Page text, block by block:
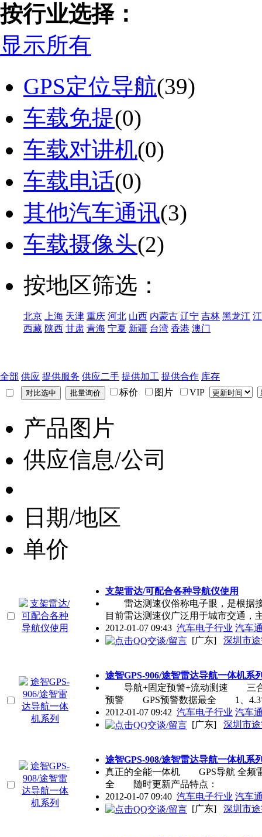
按行业选择：
显示所有
GPS定位导航(39)
车载免提(0)
车载对讲机(0)
车载电话(0)
其他汽车通讯(3)
车载摄像头(2)
按地区筛选：
北京 上海 天津 重庆 河北 山西 内蒙古 辽宁 吉林 黑龙江
西藏 陕西 甘肃 青海 宁夏 新疆 台湾 香港 澳门
全部 供应 提供服务 供应二手 提供加工 提供合作 库存
标价
图片 VIP
产品图片
供应信息/公司
日期/地区
单价
支架雷达/可配合各种导航仪使用
雷达测速仪俗称电子眼，是根据接
目前雷达测速仪广泛用于城市交通，
2012-01-07 09:43 汽车电子行业 汽车
[广东]
深圳市
途智GPS-906/途智雷达导航一体机系
导航+固定预警+流动测速 三
预警 GPS预警数据最全 1、4.3
2012-01-07 09:42 汽车电子行业 汽车
[广东]
深圳市
途智GPS-908/途智雷达导航一体机系
真正的全能一体机 GPS导航 全
全 随时更新产品特点：
2012-01-07 09:40 汽车电子行业 汽车
[广东]
深圳市